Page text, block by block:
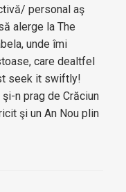
personal aş
alerge la The
unde îmi
care dealtfel
seek it swiftly!
n prag de Crăciun
şi un An Nou plin